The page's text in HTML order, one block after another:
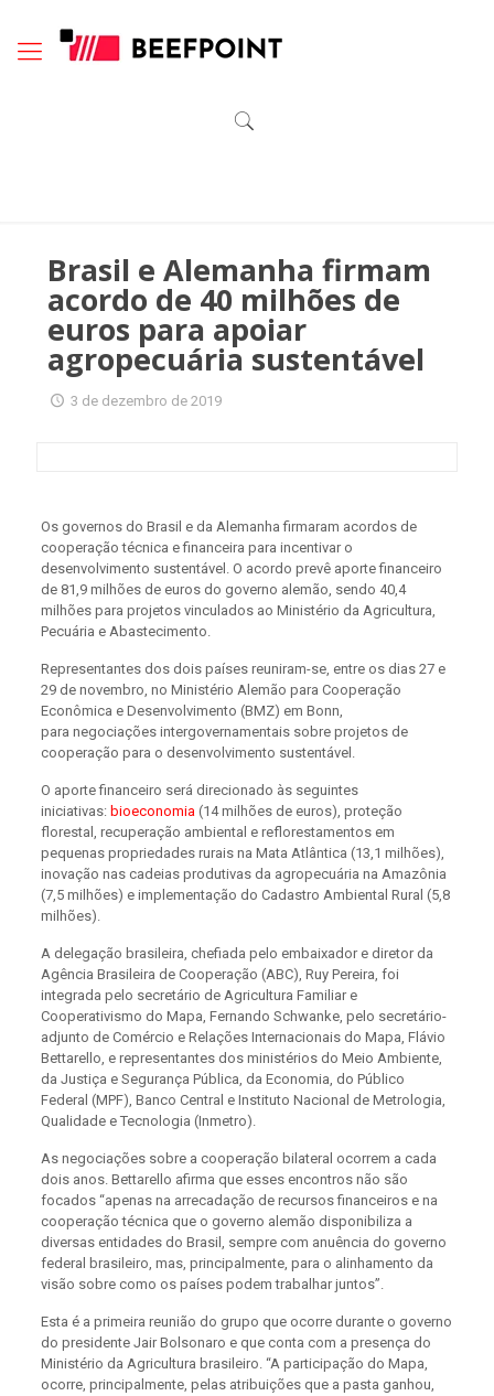
Brasil e Alemanha firmam
acordo de 40 milhões de
euros para apoiar
agropecuária sustentável
3 de dezembro de 2019
Os governos do Brasil e da Alemanha firmaram acordos de
cooperação técnica e financeira para incentivar o
desenvolvimento sustentável. O acordo prevê aporte financeiro
de 81,9 milhões de euros do governo alemão, sendo 40,4
milhões para projetos vinculados ao Ministério da Agricultura,
Pecuária e Abastecimento.
Representantes dos dois países reuniram-se, entre os dias 27 e
29 de novembro, no Ministério Alemão para Cooperação
Econômica e Desenvolvimento (BMZ) em Bonn,
para negociações intergovernamentais sobre projetos de
cooperação para o desenvolvimento sustentável.
O aporte financeiro será direcionado às seguintes
iniciativas: bioeconomia(14 milhões de euros), proteção
florestal, recuperação ambiental e reflorestamentos em
pequenas propriedades rurais na Mata Atlântica (13,1 milhões),
inovação nas cadeias produtivas da agropecuária na Amazônia
(7,5 milhões) e implementação do Cadastro Ambiental Rural (5,8
milhões).
A delegação brasileira, chefiada pelo embaixador e diretor da
Agência Brasileira de Cooperação (ABC), Ruy Pereira, foi
integrada pelo secretário de Agricultura Familiar e
Cooperativismo do Mapa, Fernando Schwanke, pelo secretário-
adjunto de Comércio e Relações Internacionais do Mapa, Flávio
Bettarello, e representantes dos ministérios do Meio Ambiente,
da Justiça e Segurança Pública, da Economia, do Público
Federal (MPF), Banco Central e Instituto Nacional de Metrologia,
Qualidade e Tecnologia (Inmetro).
As negociações sobre a cooperação bilateral ocorrem a cada
dois anos. Bettarello afirma que esses encontros não são
focados “apenas na arrecadação de recursos financeiros e na
cooperação técnica que o governo alemão disponibiliza a
diversas entidades do Brasil, sempre com anuência do governo
federal brasileiro, mas, principalmente, para o alinhamento da
visão sobre como os países podem trabalhar juntos”.
Esta é a primeira reunião do grupo que ocorre durante o governo
do presidente Jair Bolsonaro e que conta com a presença do
Ministério da Agricultura brasileiro. “A participação do Mapa,
ocorre, principalmente, pelas atribuições que a pasta ganhou,